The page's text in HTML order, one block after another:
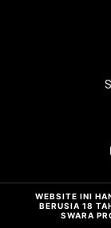
WEBSITE INI
BERUSIA 18
SWARA